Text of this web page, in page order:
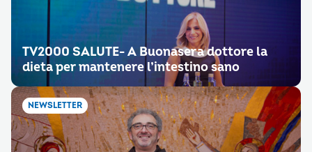
TV2000 SALUTE- A Buonasera dottore la
dieta per mantenere l’intestino sano
NEWSLETTER